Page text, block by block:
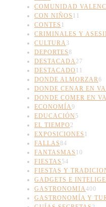
COMUNIDAD
CON NIÑOS 11
CONTES 1
CRIMINALES Y
CULTURA 3
DEPORTES8
DESTACADA 27
DESTACADO 11
DONDE ALMORZAR6
DONDE CENAR EN
DONDE COMER EN
ECONOMÍA9
EDUCACIÓN 5
EL TIEMPO 2
EXPOSICIONES 1
FALLAS84
FANTASMAS 10
FIESTAS 54
FIESTAS Y
GADGETS E
GASTRONOMIA400
GASTRONOMÍA Y